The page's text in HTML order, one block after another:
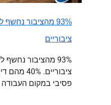
93% מהציבור
ציבוריים
93% מהציבור
ציבוריים.
פסיבי במקום העבודה